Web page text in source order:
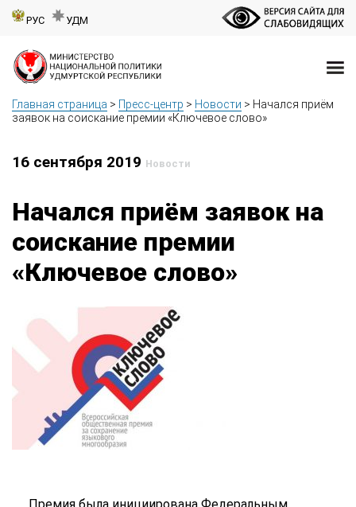
РУС УДМ
Главная страница > Пресс-центр > Новости > Начался приём
заявок на соискание премии «Ключевое слово»
16 сентября 2019 Новости
Начался приём заявок на
соискание премии
«Ключевое слово»